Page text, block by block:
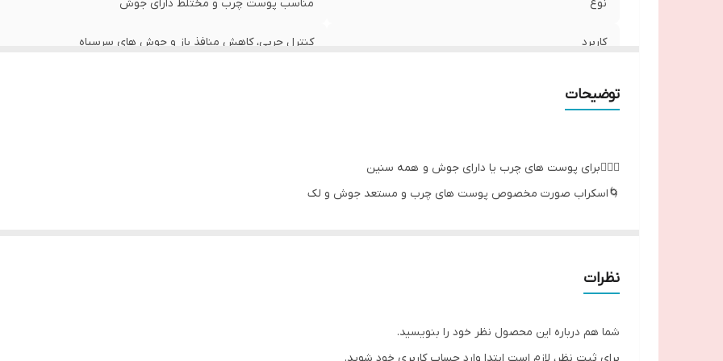
نوع مناسب پوست چرب و مختلط دارای جوش
کاربرد کنترل چربی، کاهش منافذ باز و جوش های سرسیاه
توضیحات
💆🏻‍♀️برای پوست های چرب یا دارای جوش و همه سنین
🌀اسکراب صورت مخصوص پوست های چرب و مستعد جوش و لک
🌀منافذ مسدود شده را باز و کوچک می کند
🌀لک ها را هدف قرار می دهد و از آن جلوگیری می کند
نظرات
شما هم درباره این محصول نظر خود را بنویسید.